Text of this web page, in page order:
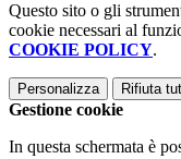
Questo sito o gli
cookie necessari al
COOKIE POLICY.
Personalizza Rifiuta
Gestione cookie
In questa schermata è